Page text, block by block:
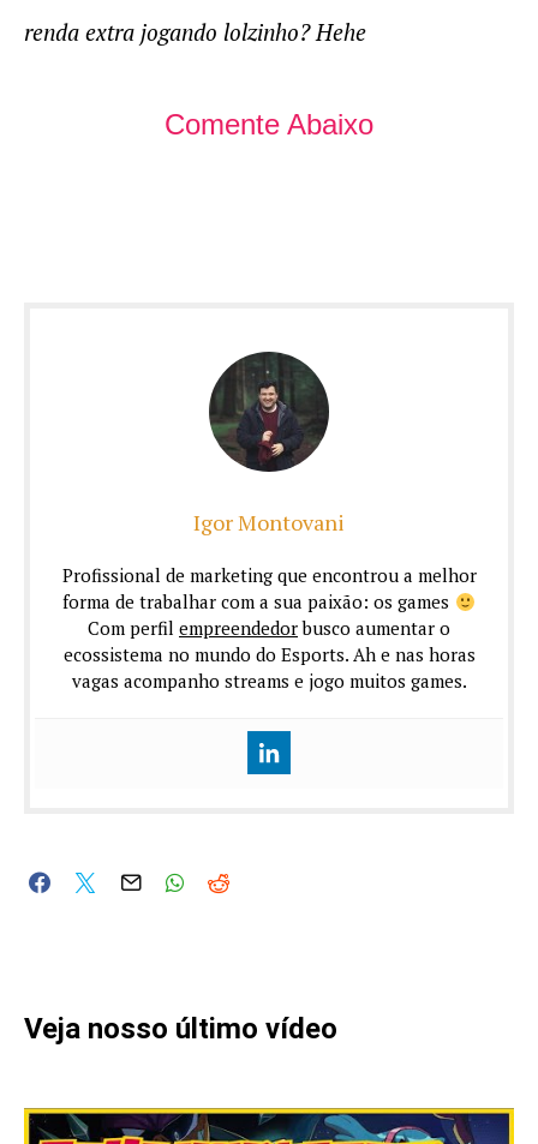
renda extra jogando lolzinho? Hehe
Comente Abaixo
Igor Montovani
Profissional de marketing que encontrou a melhor
forma de trabalhar com a sua paixão: os games
Com perfil empreendedorbusco aumentar o
ecossistema no mundo do Esports. Ah e nas horas
vagas acompanho streams e jogo muitos games.
Veja nosso último vídeo